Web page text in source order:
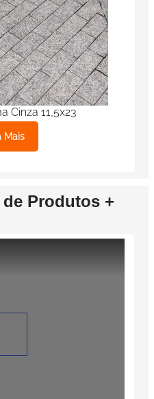
Cinza 11,5x23
Mais
Produtos +